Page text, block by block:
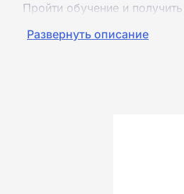
Пройти обучение и
Развернуть описание